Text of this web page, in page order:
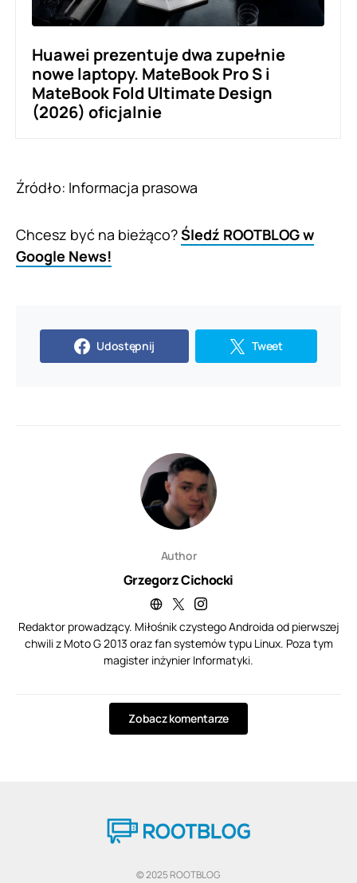
Huawei prezentuje dwa zupełnie
nowe laptopy. MateBook Pro S i
MateBook Fold Ultimate Design
(2026) oficjalnie
Źródło: Informacja prasowa
Chcesz być na bieżąco?Śledź ROOTBLOG w
Google News!
Udostępnij Tweet
Author
Grzegorz Cichocki
Redaktor prowadzący. Miłośnik czystego Androida od pierwszej
chwili z Moto G 2013 oraz fan systemów typu Linux. Poza tym
magister inżynier Informatyki.
Zobacz komentarze
© 2025 ROOTBLOG